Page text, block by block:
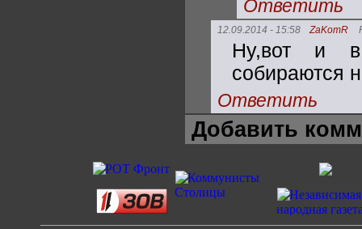
Ответить
12.09.2014 - 15:58 ZaKomR
Ну,вот и в
собираются
Ответить
Добавить